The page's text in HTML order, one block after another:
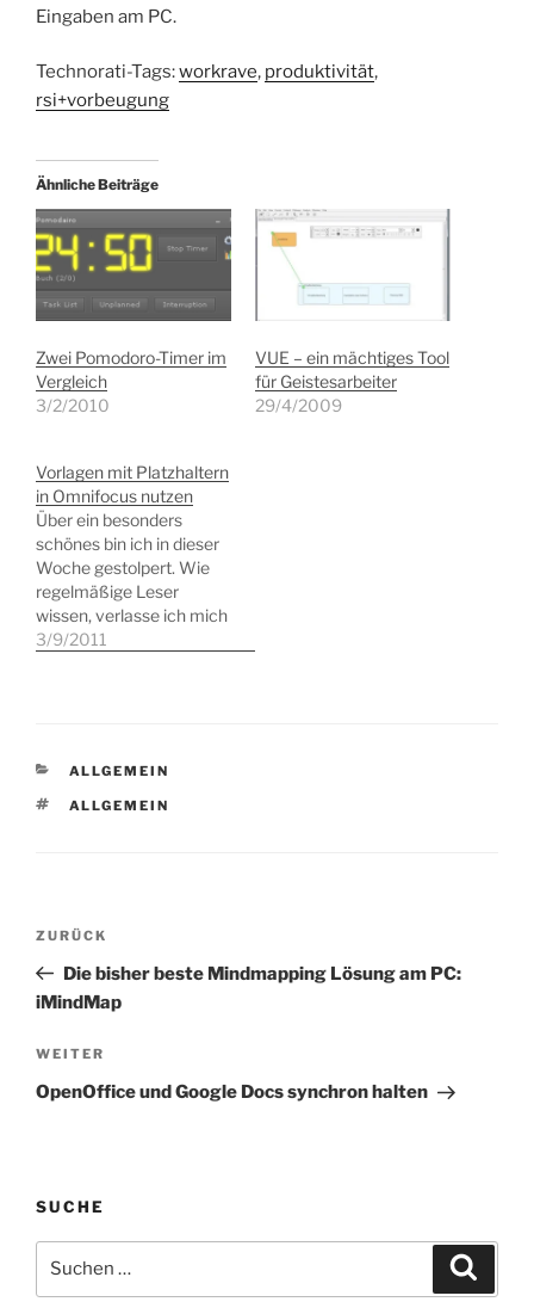
Eingaben am PC.
Technorati-Tags:workrave, produktivität,
rsi+vorbeugung
Ähnliche Beiträge
Zwei Pomodoro-Timer im
Vergleich
3/2/2010
VUE – ein mächtiges Tool
für Geistesarbeiter
29/4/2009
Vorlagen mit Platzhaltern
in Omnifocus nutzen
Über ein besonders
schönes bin ich in dieser
Woche gestolpert. Wie
regelmäßige Leser
wissen, verlasse ich mich
bei der Verwaltung von
zusammengestellt habe,
bin ich auch auf die
3/9/2011
KATEGORIEN
ALLGEMEIN
SCHLAGWÖRTER
ALLGEMEIN
Beitragsnavigation
Vorheriger
Beitrag
ZURÜCK
Die bisher beste Mindmapping Lösung am PC:
iMindMap
Nächster
Beitrag
WEITER
OpenOffice und Google Docs synchron halten
SUCHE
nach: